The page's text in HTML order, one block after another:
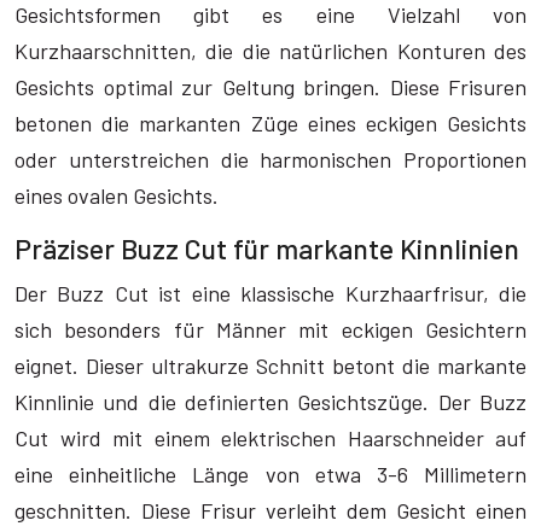
Gesichtsformen gibt es eine Vielzahl von
Kurzhaarschnitten, die die natürlichen Konturen des
Gesichts optimal zur Geltung bringen. Diese Frisuren
betonen die markanten Züge eines eckigen Gesichts
oder unterstreichen die harmonischen Proportionen
eines ovalen Gesichts.
Präziser Buzz Cut für markante Kinnlinien
Der Buzz Cut ist eine klassische Kurzhaarfrisur, die
sich besonders für Männer mit eckigen Gesichtern
eignet. Dieser ultrakurze Schnitt betont die markante
Kinnlinie und die definierten Gesichtszüge. Der Buzz
Cut wird mit einem elektrischen Haarschneider auf
eine einheitliche Länge von etwa 3-6 Millimetern
geschnitten. Diese Frisur verleiht dem Gesicht einen